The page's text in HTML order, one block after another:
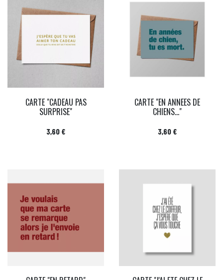
CARTE "CADEAU PAS
SURPRISE"
Prix
3,60 €
CARTE "EN ANNEES DE
CHIENS..."
Prix
3,60 €